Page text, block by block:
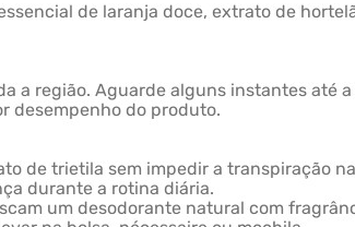
de laranja doce, extrato de
a região. Aguarde alguns instantes até
desempenho do produto.
de trietila sem impedir a transpiração
durante a rotina diária.
um desodorante natural com